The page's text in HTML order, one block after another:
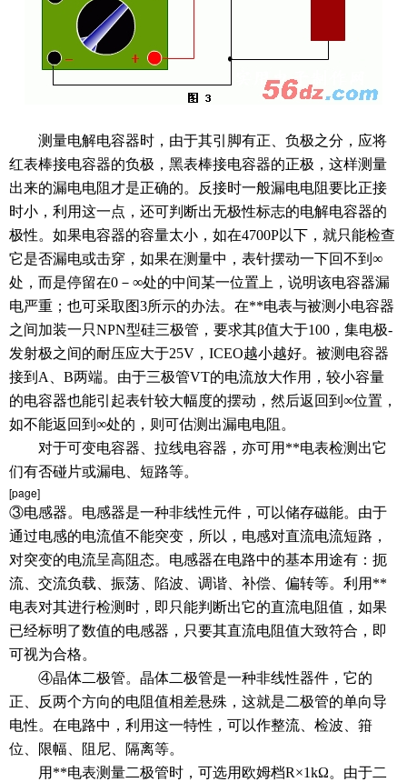
测量电解电容器时，由于其引脚有正、负极之分，应将
红表棒接电容器的负极，黑表棒接电容器的正极，这样测量
出来的漏电电阻才是正确的。反接时一般漏电电阻要比正接
时小，利用这一点，还可判断出无极性标志的电解电容器的
极性。如果电容器的容量太小，如在4700P以下，就只能检查
它是否漏电或击穿，如果在测量中，表针摆动一下回不到∞
处，而是停留在0－∞处的中间某一位置上，说明该电容器漏
电严重；也可采取图3所示的办法。在**电表与被测小电容器
之间加装一只NPN型硅三极管，要求其β值大于100，集电极-
发射极之间的耐压应大于25V，ICEO越小越好。被测电容器
接到A、B两端。由于三极管VT的电流放大作用，较小容量
的电容器也能引起表针较大幅度的摆动，然后返回到∞位置，
如不能返回到∞处的，则可估测出漏电电阻。
对于可变电容器、拉线电容器，亦可用**电表检测出它
们有否碰片或漏电、短路等。
[page]
③电感器。电感器是一种非线性元件，可以储存磁能。由于
通过电感的电流值不能突变，所以，电感对直流电流短路，
对突变的电流呈高阻态。电感器在电路中的基本用途有：扼
流、交流负载、振荡、陷波、调谐、补偿、偏转等。利用**
电表对其进行检测时，即只能判断出它的直流电阻值，如果
已经标明了数值的电感器，只要其直流电阻值大致符合，即
可视为合格。
④晶体二极管。晶体二极管是一种非线性器件，它的
正、反两个方向的电阻值相差悬殊，这就是二极管的单向导
电性。在电路中，利用这一特性，可以作整流、检波、箝
位、限幅、阻尼、隔离等。
用**电表测量二极管时，可选用欧姆档R×1kΩ。由于二